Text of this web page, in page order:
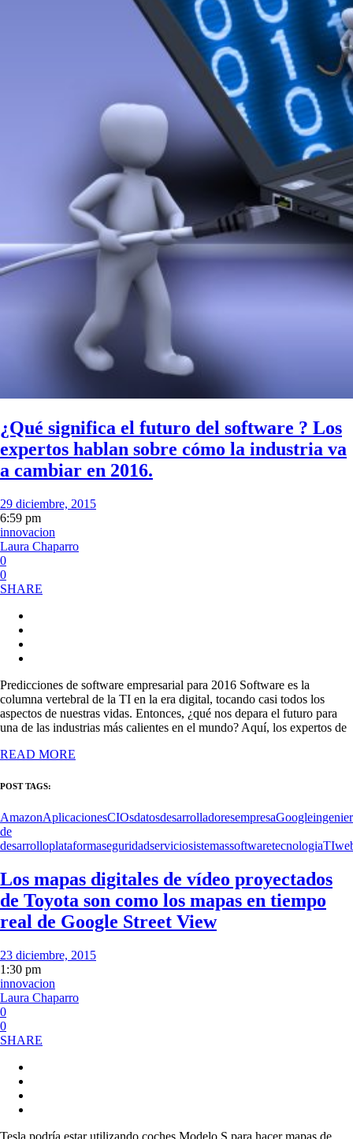
¿Qué significa el futuro del software ? Los
expertos hablan sobre cómo la industria va
a cambiar en 2016.
29 diciembre, 2015
6:59 pm
innovacion
Laura Chaparro
0
0
SHARE
Predicciones de software empresarial para 2016 Software es la
columna vertebral de la TI en la era digital, tocando casi todos los
aspectos de nuestras vidas. Entonces, ¿qué nos depara el futuro para
una de las industrias más calientes en el mundo? Aquí, los expertos de
READ MORE
POST TAGS:
AmazonAplicacionesCIOsdatosdesarrolladoresempresaGoogle
de
desarrolloplataformaseguridadserviciosistemassoftwaretecnologiaTI
Los mapas digitales de vídeo proyectados
de Toyota son como los mapas en tiempo
real de Google Street View
23 diciembre, 2015
1:30 pm
innovacion
Laura Chaparro
0
0
SHARE
Tesla podría estar utilizando coches Modelo S para hacer mapas de